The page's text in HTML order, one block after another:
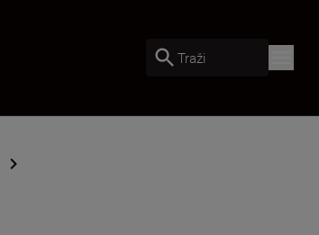
Traži